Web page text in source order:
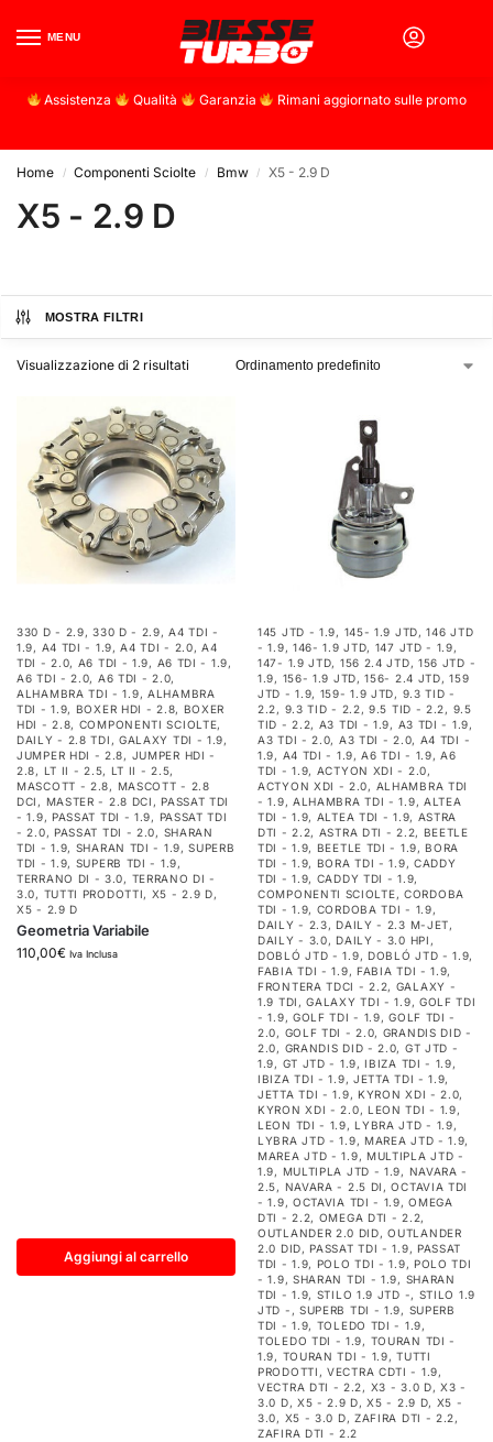
MENU
Assistenza Qualità Garanzia Rimani aggiornato sulle promo
Home / Componenti Sciolte / Bmw / X5 - 2.9 D
X5 - 2.9 D
MOSTRA FILTRI
Visualizzazione di 2 risultati
330 D - 2.9,330 D - 2.9,A4 TDI -
1.9, A4 TDI - 1.9,A4 TDI - 2.0,A4
TDI - 2.0, A6 TDI - 1.9, A6 TDI - 1.9,
A6 TDI - 2.0, A6 TDI - 2.0,
ALHAMBRA TDI - 1.9,ALHAMBRA
TDI - 1.9, BOXER HDI - 2.8, BOXER
HDI - 2.8, COMPONENTI SCIOLTE,
DAILY - 2.8 TDI , GALAXY TDI - 1.9,
JUMPER HDI - 2.8, JUMPER HDI -
2.8, LT II - 2.5, LT II - 2.5,
MASCOTT - 2.8, MASCOTT - 2.8
DCI , MASTER - 2.8 DCI ,PASSAT TDI
- 1.9, PASSAT TDI - 1.9, PASSAT TDI
- 2.0, PASSAT TDI - 2.0, SHARAN
TDI - 1.9, SHARAN TDI - 1.9,SUPERB
TDI - 1.9, SUPERB TDI - 1.9,
TERRANO DI - 3.0, TERRANO DI -
3.0, TUTTI PRODOTTI, X5 - 2.9 D,
X5 - 2.9 D
Geometria Variabile
110,00€ Iva Inclusa
Aggiungi al carrello
145 JTD - 1.9, 145- 1.9 JTD,146 JTD
- 1.9, 146- 1.9 JTD, 147 JTD - 1.9,
147- 1.9 JTD, 156 2.4 JTD, 156 JTD -
1.9, 156- 1.9 JTD,156- 2.4 JTD,159
JTD - 1.9, 159- 1.9 JTD, 9.3 TID -
2.2, 9.3 TID - 2.2,9.5 TID - 2.2, 9.5
TID - 2.2, A3 TDI - 1.9, A3 TDI - 1.9,
A3 TDI - 2.0, A3 TDI - 2.0, A4 TDI -
1.9, A4 TDI - 1.9,A6 TDI - 1.9,A6
TDI - 1.9, ACTYON XDI - 2.0,
ACTYON XDI - 2.0, ALHAMBRA TDI
- 1.9, ALHAMBRA TDI - 1.9, ALTEA
TDI - 1.9, ALTEA TDI - 1.9, ASTRA
DTI - 2.2, ASTRA DTI - 2.2, BEETLE
TDI - 1.9, BEETLE TDI - 1.9,BORA
TDI - 1.9, BORA TDI - 1.9, CADDY
TDI - 1.9, CADDY TDI - 1.9,
COMPONENTI SCIOLTE,CORDOBA
TDI - 1.9, CORDOBA TDI - 1.9,
DAILY - 2.3,DAILY - 2.3 M-JET,
DAILY - 3.0,DAILY - 3.0 HPI ,
DOBLÓ JTD - 1.9, DOBLÓ JTD - 1.9,
FABIA TDI - 1.9, FABIA TDI - 1.9,
FRONTERA TDCI - 2.2, GALAXY -
1.9 TDI ,GALAXY TDI - 1.9, GOLF TDI
- 1.9, GOLF TDI - 1.9,GOLF TDI -
2.0, GOLF TDI - 2.0, GRANDIS DID -
2.0, GRANDIS DID - 2.0, GT JTD -
1.9, GT JTD - 1.9,IBIZA TDI - 1.9,
IBIZA TDI - 1.9, JETTA TDI - 1.9,
JETTA TDI - 1.9, KYRON XDI - 2.0,
KYRON XDI - 2.0, LEON TDI - 1.9,
LEON TDI - 1.9,LYBRA JTD - 1.9,
LYBRA JTD - 1.9, MAREA JTD - 1.9,
MAREA JTD - 1.9, MULTIPLA JTD -
1.9, MULTIPLA JTD - 1.9, NAVARA -
2.5, NAVARA - 2.5 DI ,OCTAVIA TDI
- 1.9, OCTAVIA TDI - 1.9,OMEGA
DTI - 2.2, OMEGA DTI - 2.2,
OUTLANDER 2.0 DID,OUTLANDER
2.0 DID,PASSAT TDI - 1.9, PASSAT
TDI - 1.9, POLO TDI - 1.9, POLO TDI
- 1.9, SHARAN TDI - 1.9, SHARAN
TDI - 1.9, STILO 1.9 JTD -, STILO 1.9
JTD - , SUPERB TDI - 1.9, SUPERB
TDI - 1.9, TOLEDO TDI - 1.9,
TOLEDO TDI - 1.9, TOURAN TDI -
1.9, TOURAN TDI - 1.9,TUTTI
PRODOTTI ,VECTRA CDTI - 1.9,
VECTRA DTI - 2.2, X3 - 3.0 D,X3 -
3.0 D, X5 - 2.9 D,X5 - 2.9 D, X5 -
3.0, X5 - 3.0 D, ZAFIRA DTI - 2.2,
ZAFIRA DTI - 2.2